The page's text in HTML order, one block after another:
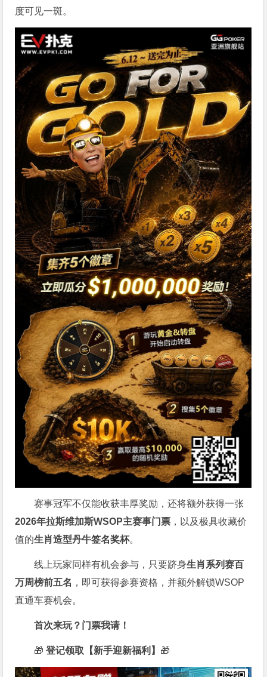
度可见一斑。
赛事冠军不仅能收获丰厚奖励，还将额外获得一张
2026年拉斯维加斯WSOP主赛事门票 ，以及极具收藏价
值的生肖造型丹牛签名奖杯。
线上玩家同样有机会参与，只要跻身生肖系列赛百
万周榜前五名 ，即可获得参赛资格，并额外解锁WSOP
直通车赛机会。
首次来玩？门票我请！
🎁 登记领取【新手迎新福利】 🎁